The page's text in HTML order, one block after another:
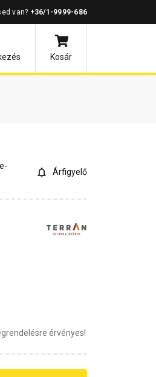
van? +36/1-9999-686
Kosár
Árfigyelő
érvényes!